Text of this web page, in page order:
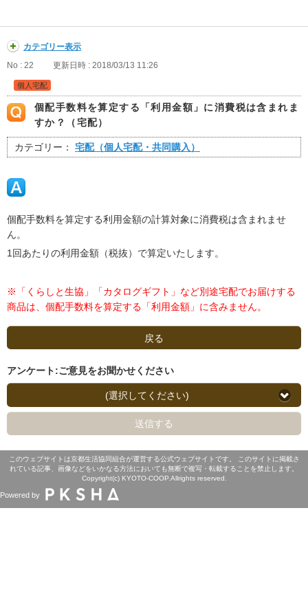
カテゴリー表示
No : 22
更新日時 : 2018/03/13 11:26
個人宅配
個配手数料を算定する「利用金額」に消費税は含まれま
すか？（宅配）
カテゴリー： 宅配（個人宅配・共同購入）
個配手数料を算定する利用金額の計算対象に消費税は含まれませ
ん。
1回あたりの利用金額（税抜）で算定いたします。
※「くらしと生協」「カタログギフト」など別途宅配でお届けする
商品は、個配手数料を算定する「利用金額」に含みません。
戻る
アンケート:ご意見をお聞かせください
(選択してください)
送信する
このウェブサイトは京都生活協同組合が運営する公式ウェブサイトです。 このサイトに掲載さ
れている記事、画像などをいかなる方法においても無断で複写・転載することを禁止します。
Copyright(c) KYOTO-COOP.Allrights reserved.
Powered by